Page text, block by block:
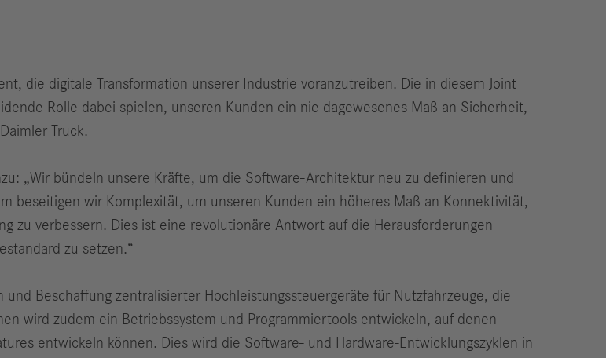
die digitale Transformation unserer Industrie voranzutreiben. Die in diesem Joint
Rolle dabei spielen, unseren Kunden ein nie dagewesenes Maß an Sicherheit,
Truck.
„Wir bündeln unsere Kräfte, um die Software-Architektur neu zu definieren und
beseitigen wir Komplexität, um unseren Kunden ein höheres Maß an Konnektivität,
zu verbessern. Dies ist eine revolutionäre Antwort auf die Herausforderungen
zu setzen.“
Beschaffung zentralisierter Hochleistungssteuergeräte für Nutzfahrzeuge, die
wird zudem ein Betriebssystem und Programmiertools entwickeln, auf denen
entwickeln können. Dies wird die Software- und Hardware-Entwicklungszyklen in